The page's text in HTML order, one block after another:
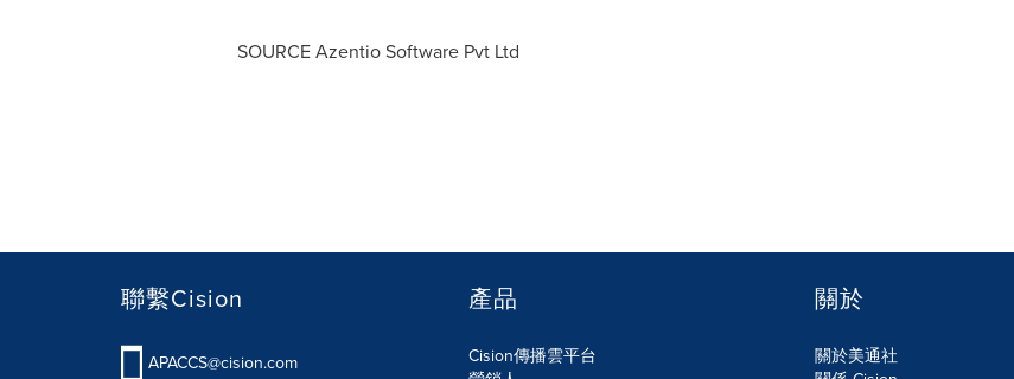
SOURCE Azentio Software Pvt Ltd
聯繫Cision
APACCS@cision.com
產品
Cision傳播雲平台
關於
關於美通社